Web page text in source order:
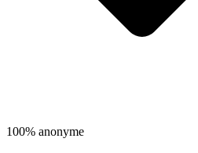
100% anonyme